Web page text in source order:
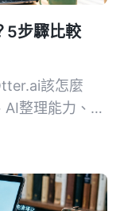
5步驟比較
該怎麼
整理能力、價